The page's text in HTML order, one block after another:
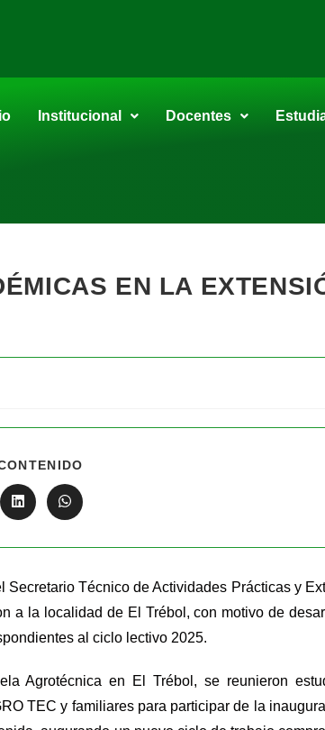
Institucional Docentes
EN LA
Técnico de Actividades Prácticas y
a la localidad de El Trébol, con motivo de
al ciclo lectivo 2025.
Agrotécnica en El Trébol, se reunieron
TEC y familiares para participar de la